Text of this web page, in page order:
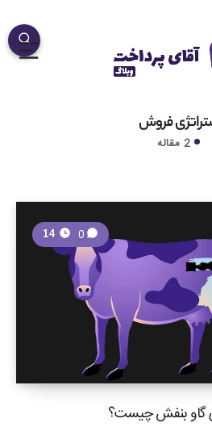
فروش
گاو بنفش چیست؟
0
14